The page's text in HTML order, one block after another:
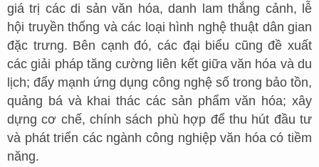
giá trị các di sản văn hóa, danh lam thắng cảnh, lễ
hội truyền thống và các loại hình nghệ thuật dân gian
đặc trưng. Bên cạnh đó, các đại biểu cũng đề xuất
các giải pháp tăng cường liên kết giữa văn hóa và du
lịch; đẩy mạnh ứng dụng công nghệ số trong bảo tồn,
quảng bá và khai thác các sản phẩm văn hóa; xây
dựng cơ chế, chính sách phù hợp để thu hút đầu tư
và phát triển các ngành công nghiệp văn hóa có tiềm
năng.